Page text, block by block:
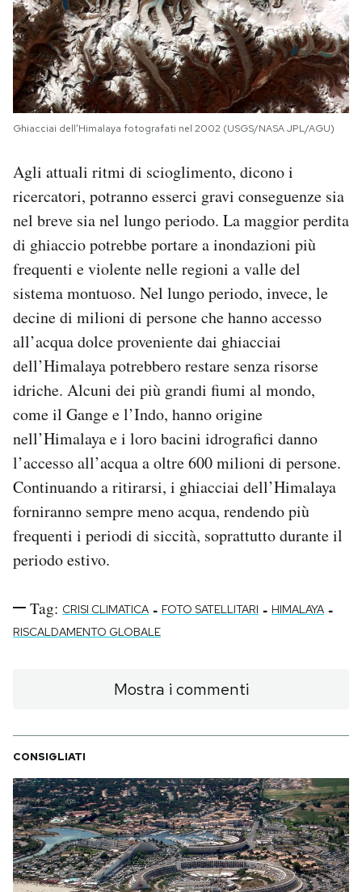
Ghiacciai dell’Himalaya fotografati nel 2002 (USGS/NASA JPL/AGU)
Agli attuali ritmi di scioglimento, dicono i
ricercatori, potranno esserci gravi conseguenze sia
nel breve sia nel lungo periodo. La maggior perdita
di ghiaccio potrebbe portare a inondazioni più
frequenti e violente nelle regioni a valle del
sistema montuoso. Nel lungo periodo, invece, le
decine di milioni di persone che hanno accesso
all’acqua dolce proveniente dai ghiacciai
dell’Himalaya potrebbero restare senza risorse
idriche. Alcuni dei più grandi fiumi al mondo,
come il Gange e l’Indo, hanno origine
nell’Himalaya e i loro bacini idrografici danno
l’accesso all’acqua a oltre 600 milioni di persone.
Continuando a ritirarsi, i ghiacciai dell’Himalaya
forniranno sempre meno acqua, rendendo più
frequenti i periodi di siccità, soprattutto durante il
periodo estivo.
Tag: CRISI CLIMATICA - FOTO SATELLITARI - HIMALAYA -
RISCALDAMENTO GLOBALE
Mostra i commenti
CONSIGLIATI